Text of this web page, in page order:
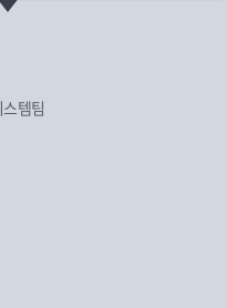
템팀